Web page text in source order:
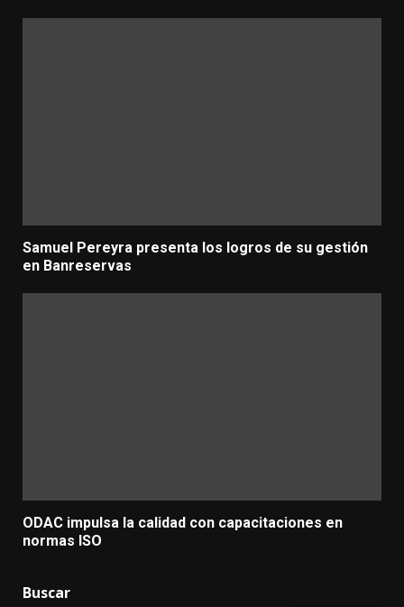
Samuel Pereyra presenta los logros de su gestión
en Banreservas
ODAC impulsa la calidad con capacitaciones en
normas ISO
Buscar